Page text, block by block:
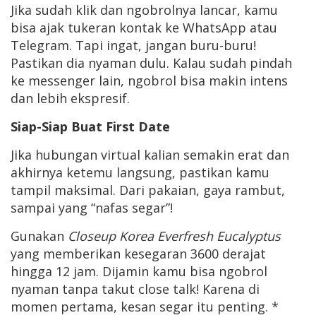
Jika sudah klik dan ngobrolnya lancar, kamu
bisa ajak tukeran kontak ke WhatsApp atau
Telegram. Tapi ingat, jangan buru-buru!
Pastikan dia nyaman dulu. Kalau sudah pindah
ke messenger lain, ngobrol bisa makin intens
dan lebih ekspresif.
Siap-Siap Buat First Date
Jika hubungan virtual kalian semakin erat dan
akhirnya ketemu langsung, pastikan kamu
tampil maksimal. Dari pakaian, gaya rambut,
sampai yang “nafas segar”!
Gunakan Closeup Korea Everfresh Eucalyptus
yang memberikan kesegaran 3600 derajat
hingga 12 jam. Dijamin kamu bisa ngobrol
nyaman tanpa takut close talk! Karena di
momen pertama, kesan segar itu penting. *